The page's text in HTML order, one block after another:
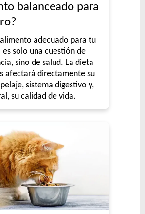
balanceado para
adecuado para tu
es solo una cuestión de
sino de salud. La dieta
afectará directamente su
sistema digestivo y,
su calidad de vida.